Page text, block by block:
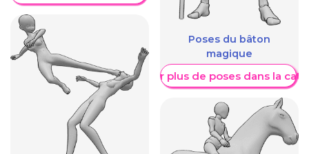
Poses du bâton
magique
Afficher plus de poses dans la